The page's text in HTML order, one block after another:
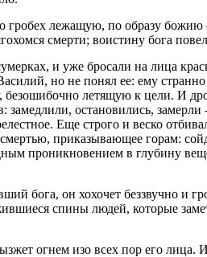
лежащую, по образу божию
смерти; воистину бога
и уже бросали на лица
но не понял ее: ему
безошибочно летящую к цели. И
остановились,
Еще строго и веско
приказывающее горам:
проникновением в глубину
бога, он хохочет беззвучно
спины людей, которые
огнем изо всех пор его лица.